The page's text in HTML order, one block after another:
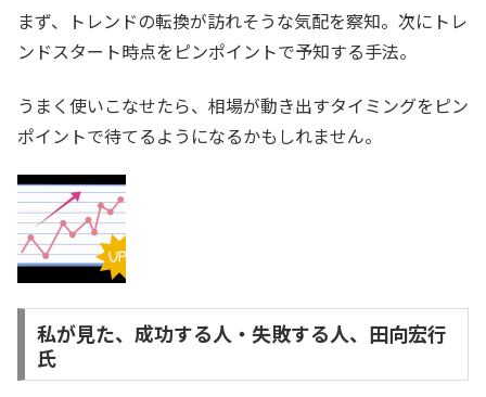
まず、トレンドの転換が訪れそうな気配を察知。次にトレ
ンドスタート時点をピンポイントで予知する手法。
うまく使いこなせたら、相場が動き出すタイミングをピン
ポイントで待てるようになるかもしれません。
私が見た、成功する人・失敗する人、田向宏行
氏